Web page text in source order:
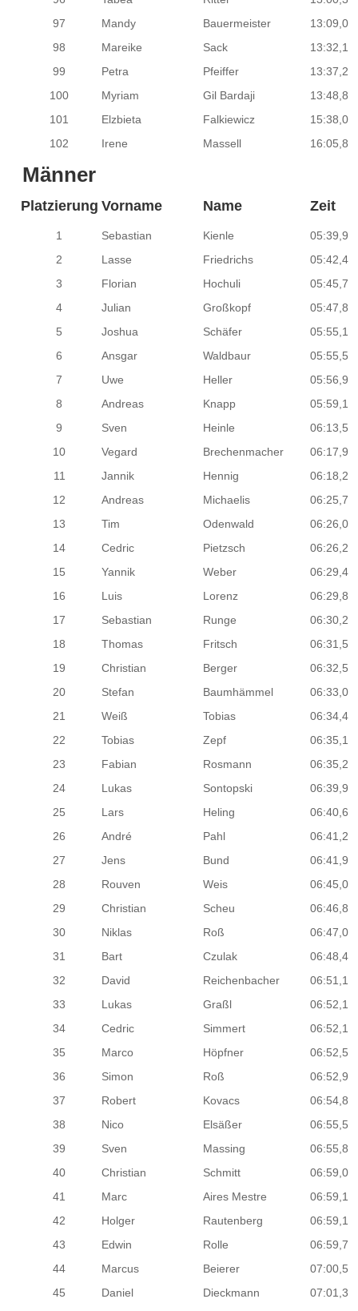
97
Mandy Bauermeister
13:09,0
98
Mareike Sack
13:32,1
99
Petra Pfeiffer
13:37,2
100
Myriam Gil Bardaji
13:48,8
101
Elzbieta Falkiewicz
15:38,0
102
Irene Massell 16:05,8
Männer
Platzierung Vorname Name Zeit
1 Sebastian Kienle
05:39,9
2
Lasse Friedrichs
05:42,4
3
Florian Hochuli
05:45,7
4
Julian Großkopf
05:47,8
5
Joshua Schäfer
05:55,1
6
Ansgar Waldbaur
05:55,5
7
Uwe Heller
05:56,9
8
Andreas Knapp
05:59,1
9
Sven Heinle
06:13,5
10
Vegard Brechenmacher
06:17,9
11
Jannik Hennig
06:18,2
12
Andreas Michaelis
06:25,7
13
Tim Odenwald
06:26,0
14
Cedric Pietzsch
06:26,2
15
Yannik Weber
06:29,4
16
Luis Lorenz
06:29,8
17
Sebastian Runge
06:30,2
18
Thomas Fritsch
06:31,5
19
Christian Berger
06:32,5
20
Stefan Baumhämmel
06:33,0
21
Weiß Tobias
06:34,4
22
Tobias Zepf
06:35,1
23
Fabian Rosmann
06:35,2
24
Lukas Sontopski
06:39,9
25
Lars Heling
06:40,6
26
André Pahl
06:41,2
27
Jens Bund
06:41,9
28
Rouven Weis
06:45,0
29
Christian Scheu
06:46,8
30
Niklas Roß
06:47,0
31
Bart Czulak
06:48,4
32
David Reichenbacher
06:51,1
33
Lukas Graßl
06:52,1
34
Cedric Simmert
06:52,1
35
Marco Höpfner
06:52,5
36
Simon Roß
06:52,9
37
Robert Kovacs
06:54,8
38
Nico Elsäßer
06:55,5
39
Sven Massing
06:55,8
40
Christian Schmitt
06:59,0
41
Marc Aires Mestre
06:59,1
42
Holger Rautenberg
06:59,1
43
Edwin Rolle
06:59,7
44
Marcus Beierer
07:00,5
45
Daniel Dieckmann
07:01,3